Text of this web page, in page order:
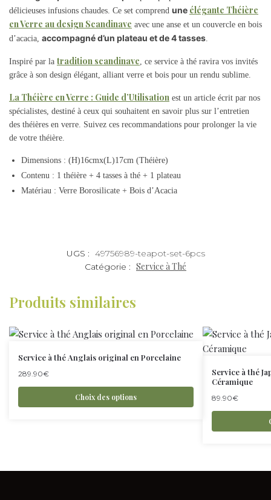
délicieuses infusions chaudes. Ce set comprend une élégante Théière
en Verre au design Scandinave avec une anse et un couvercle en bois
d’acacia, accompagné d’un plateau et de 4 tasses
Inspiré par la tradition scandinave , ce service à thé ravira vos invités
grâce à son design élégant, alliant verre et bois pour un rendu sublime.
La Théière en Verre : Guide d’Utilisation est un article écrit par nos
spécialistes, destiné à ceux qui souhaitent en savoir plus sur l’entretien
des théières en verre. Suivez ces recommandations pour prolonger la vie
de votre théière.
Dimensions : (H)16cmx(L)17cm (Théière)
Contenu : 1 théière + 4 tasses à thé + 1 plateau
Matériau : Verre Borosilicate + Bois d’Acacia
UGS : 49756989-teapot-set-6pcs
Catégorie : Service à Thé
Produits similaires
Service à thé Anglais original en Porcelaine
289.90€
Choix des options
Service à thé
Céramique
89.90€